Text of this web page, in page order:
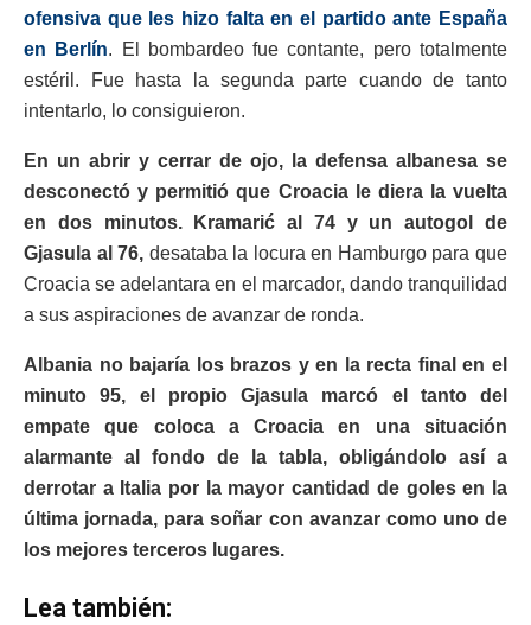
ofensiva que les hizo falta en el partido ante España
en Berlín. El bombardeo fue contante, pero totalmente
estéril. Fue hasta la segunda parte cuando de tanto
intentarlo, lo consiguieron.
En un abrir y cerrar de ojo, la defensa albanesa se
desconectó y permitió que Croacia le diera la vuelta
en dos minutos. Kramarić al 74 y un autogol de
Gjasula al 76, desataba la locura en Hamburgo para que
Croacia se adelantara en el marcador, dando tranquilidad
a sus aspiraciones de avanzar de ronda.
Albania no bajaría los brazos y en la recta final en el
minuto 95, el propio Gjasula marcó el tanto del
empate que coloca a Croacia en una situación
alarmante al fondo de la tabla, obligándolo así a
derrotar a Italia por la mayor cantidad de goles en la
última jornada, para soñar con avanzar como uno de
los mejores terceros lugares.
Lea también: